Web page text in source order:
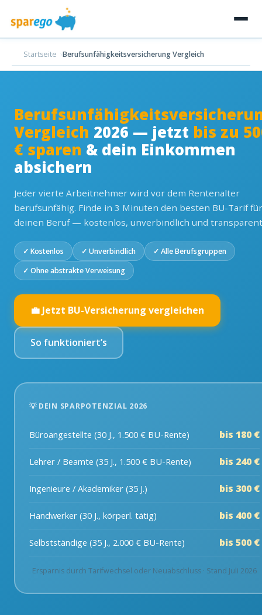
Startseite Berufsunfähigkeitsversicherung Vergleich
Vergleich 2026 — jetzt bis zu
€ sparen & dein Einkommen
absichern
Jeder vierte Arbeitnehmer wird vor dem Rentenalter
berufsunfähig. Finde in 3 Minuten den besten BU-Tarif für
deinen Beruf — kostenlos, unverbindlich und
✓ Kostenlos ✓ Unverbindlich
✓ Alle Berufsgruppen
✓ Ohne abstrakte Verweisung
💼 Jetzt BU-Versicherung vergleichen
So funktioniert’s
💡 DEIN SPARPOTENZIAL 2026
Büroangestellte (30 J., 1.500 € BU-Rente) bis 180 €
Lehrer / Beamte (35 J., 1.500 € BU-Rente) bis 240 €
Ingenieure / Akademiker (35 J.) bis 300 €
Handwerker (30 J., körperl. tätig) bis 400 €
Selbstständige (35 J., 2.000 € BU-Rente) bis 500 €
Ersparnis durch Tarifwechsel oder Neuabschluss · Stand Juli 2026